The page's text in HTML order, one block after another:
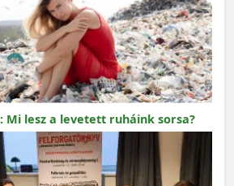
Mi lesz a levetett ruháink sorsa?